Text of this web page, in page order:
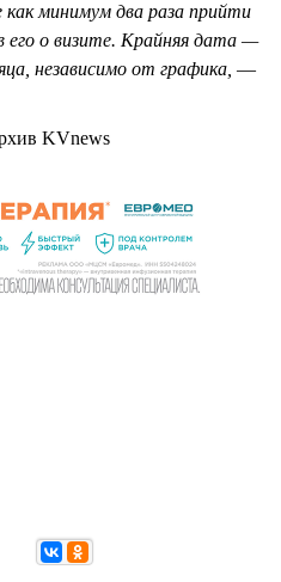
как минимум два раза прийти
его о визите. Крайняя дата —
независимо от графика, —
KVnews